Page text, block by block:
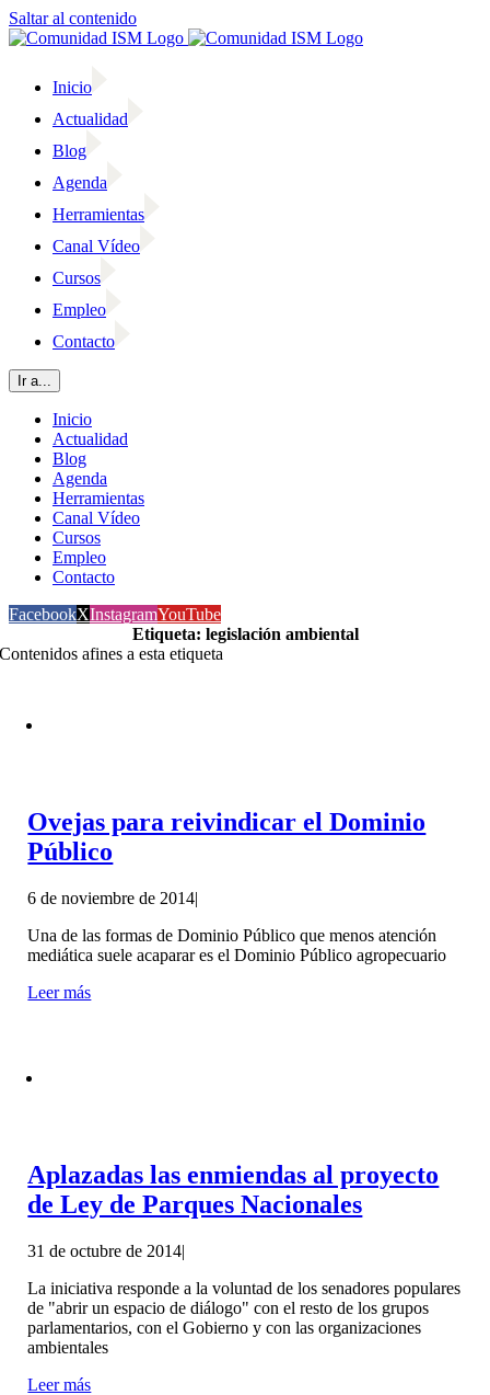
Saltar al contenido
Inicio
Actualidad
Blog
Agenda
Herramientas
Canal Vídeo
Cursos
Empleo
Contacto
Ir a...
Inicio
Actualidad
Blog
Agenda
Herramientas
Canal Vídeo
Cursos
Empleo
Contacto
FacebookXInstagramYouTube
Etiqueta: legislación ambiental
Contenidos afines a esta etiqueta
Ovejas para reivindicar el Dominio
Público
6 de noviembre de 2014|
Una de las formas de Dominio Público que menos atención
mediática suele acaparar es el Dominio Público agropecuario
Leer más
Aplazadas las enmiendas al proyecto
de Ley de Parques Nacionales
31 de octubre de 2014|
La iniciativa responde a la voluntad de los senadores populares
de "abrir un espacio de diálogo" con el resto de los grupos
parlamentarios, con el Gobierno y con las organizaciones
ambientales
Leer más